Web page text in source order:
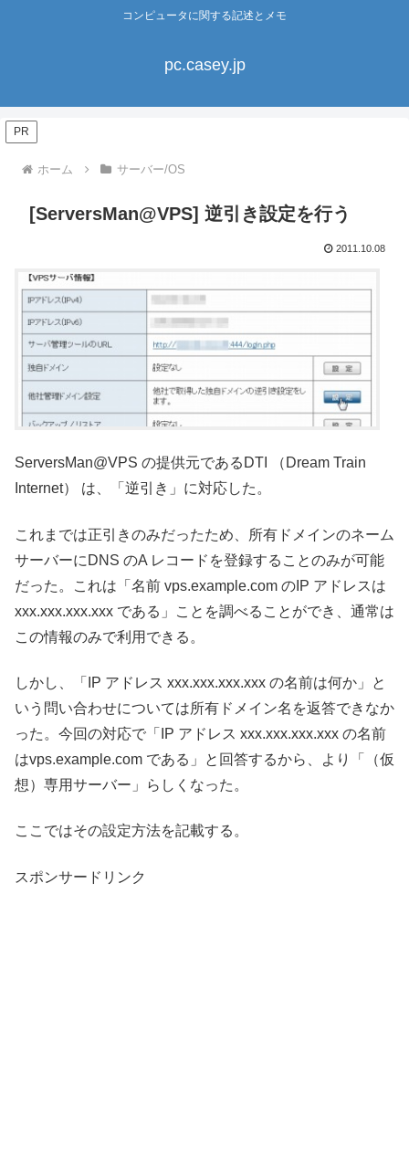
コンピュータに関する記述とメモ
pc.casey.jp
PR
ホーム サーバー/OS
[ServersMan@VPS] 逆引き設定を行う
2011.10.08
ServersMan@VPS の提供元であるDTI （Dream Train
Internet） は、「逆引き」に対応した。
これまでは正引きのみだったため、所有ドメインのネーム
サーバーにDNS のA レコードを登録することのみが可能
だった。これは「名前 vps.example.com のIP アドレスは
xxx.xxx.xxx.xxx である」ことを調べることができ、通常は
この情報のみで利用できる。
しかし、「IP アドレス xxx.xxx.xxx.xxx の名前は何か」と
いう問い合わせについては所有ドメイン名を返答できなか
った。今回の対応で「IP アドレス xxx.xxx.xxx.xxx の名前
はvps.example.com である」と回答するから、より「（仮
想）専用サーバー」らしくなった。
ここではその設定方法を記載する。
スポンサードリンク